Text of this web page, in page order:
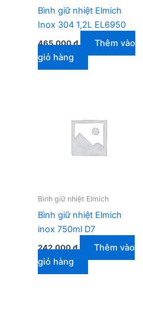
Bình giữ nhiệt Elmich
Inox 304 1,2L EL6950
465.000₫
Thêm vào
giỏ hàng
Bình giữ nhiệt Elmich
Bình giữ nhiệt Elmich
inox 750ml D7
242.000₫
Thêm vào
giỏ hàng